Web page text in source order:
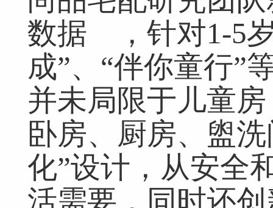
数据 ，针对1-5
成”、“伴你童行”
并未局限于儿童
卧房、厨房、盥
化”设计，从安全
活需要，同时还